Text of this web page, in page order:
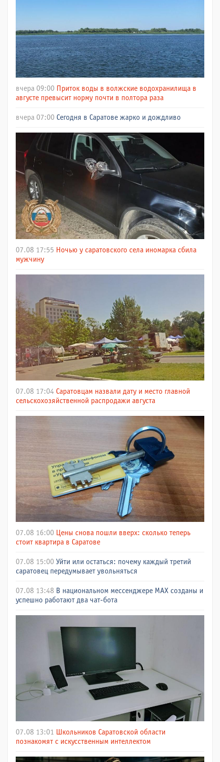
вчера 09:00 Приток воды в волжские водохранилища в
августе превысит норму почти в полтора раза
вчера 07:00 Сегодня в Саратове жарко и дождливо
07.08 17:55 Ночью у саратовского села иномарка сбила
мужчину
07.08 17:04 Саратовцам назвали дату и место главной
сельскохозяйственной распродажи августа
07.08 16:00 Цены снова пошли вверх: сколько теперь
стоит квартира в Саратове
07.08 15:00 Уйти или остаться: почему каждый третий
саратовец передумывает увольняться
07.08 13:48 В национальном мессенджере МАХ созданы и
успешно работают два чат-бота
07.08 13:01
Школьников Саратовской области
познакомят с искусственным интеллектом